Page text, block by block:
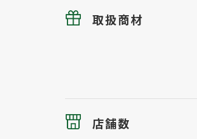
取扱商材
店舗数